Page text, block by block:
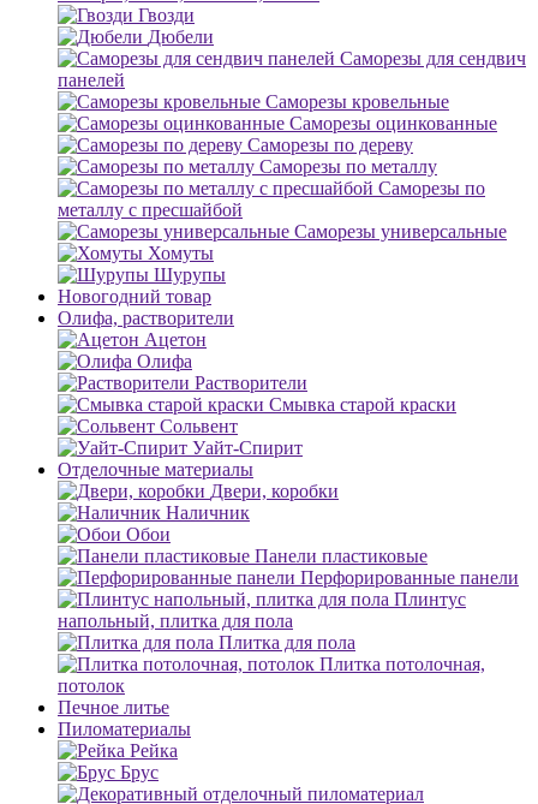
Гвозди
Дюбели
Саморезы для сендвич
панелей
Саморезы кровельные
Саморезы оцинкованные
Саморезы по дереву
Саморезы по металлу
Саморезы по
металлу с пресшайбой
Саморезы универсальные
Хомуты
Шурупы
Новогодний товар
Олифа, растворители
Ацетон
Олифа
Растворители
Смывка старой краски
Сольвент
Уайт-Спирит
Отделочные материалы
Двери, коробки
Наличник
Обои
Панели пластиковые
Перфорированные панели
Плинтус
напольный, плитка для пола
Плитка для пола
Плитка потолочная,
потолок
Печное литье
Пиломатериалы
Рейка
Брус